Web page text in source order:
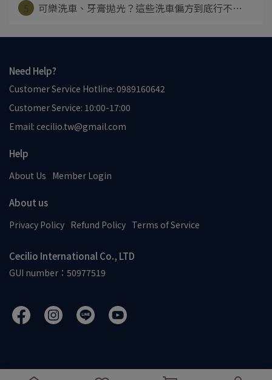
可樂洗車、牙膏拋光？這些洗車偏方到底行不⋯
Need Help?
Customer Service Hotline: 0989160642
Customer Service: 10:00-17:00
Email: cecilio.tw@gmail.com
Help
About Us Member Login
About us
Privacy Policy Refund Policy Terms of Service
Cecilio International Co., LTD
GUI number：50977519